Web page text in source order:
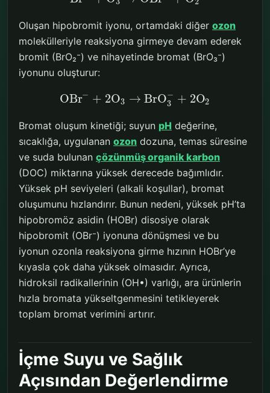
Oluşan hipobromit iyonu, ortamdaki diğer ozon
molekülleriyle reaksiyona girmeye devam ederek
bromit (BrO₂⁻) ve nihayetinde bromat (BrO₃⁻)
iyonunu oluşturur:
OBr− + 2O3 → BrO−
3
+ 2O2
Bromat oluşum kinetiği; suyun pH değerine,
sıcaklığa, uygulanan ozon dozuna, temas süresine
ve suda bulunan çözünmüş organik karbon
(DOC) miktarına yüksek derecede bağımlıdır.
Yüksek pH seviyeleri (alkali koşullar), bromat
oluşumunu hızlandırır. Bunun nedeni, yüksek pH’ta
hipobromöz asidin (HOBr) disosiye olarak
hipobromit (OBr⁻) iyonuna dönüşmesi ve bu
iyonun ozonla reaksiyona girme hızının HOBr’ye
kıyasla çok daha yüksek olmasıdır. Ayrıca,
hidroksil radikallerinin (OH•) varlığı, ara ürünlerin
hızla bromata yükseltgenmesini tetikleyerek
toplam bromat verimini artırır.
İçme Suyu ve Sağlık
Açısından Değerlendirme